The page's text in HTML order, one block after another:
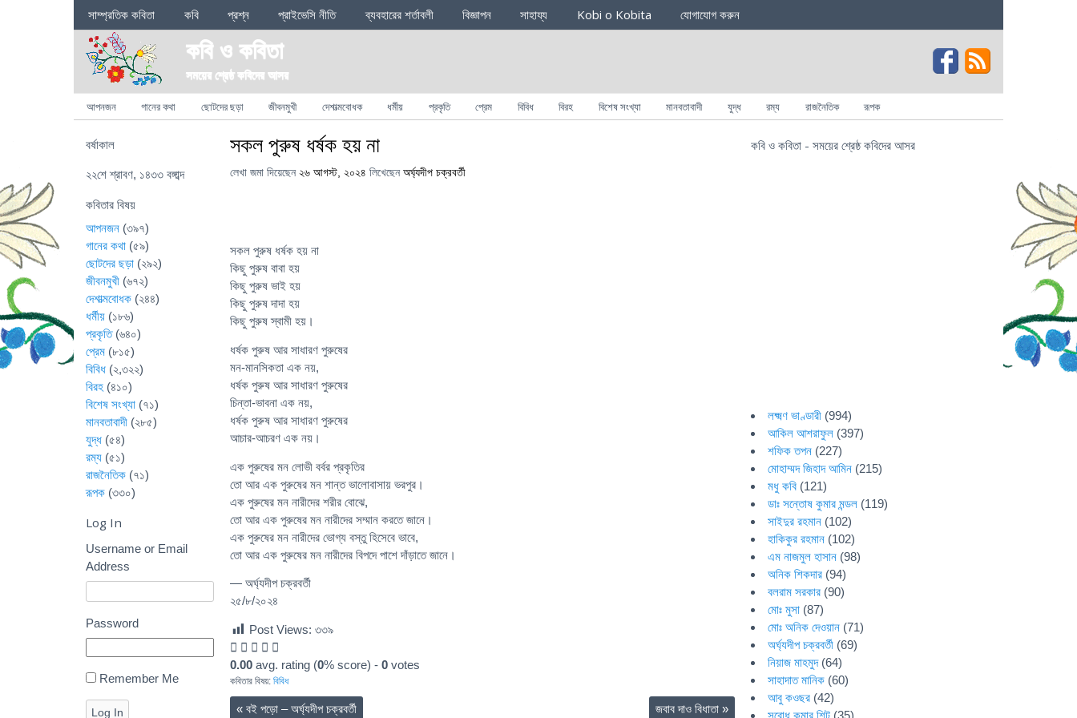
Sections
সাম্প্রতিক কবিতা কবি প্রশ্ন প্রাইভেসি নীতি ব্যবহারের শর্তাবলী বিজ্ঞাপন সাহায্য Kobi o Kobita যোগাযোগ করুন
কবি ও কবিতা
সময়ের শ্রেষ্ঠ কবিদের আসর
Categories
আপনজন গানের কথা ছোটদের ছড়া জীবনমুখী দেশাত্মবোধক ধর্মীয় প্রকৃতি প্রেম বিবিধ বিরহ বিশেষ সংখ্যা মানবতাবাদী যুদ্ধ রম্য রাজনৈতিক রূপক
সকল পুরুষ ধর্ষক হয় না
লেখা জমা দিয়েছেন ২৬ আগস্ট, ২০২৪ লিখেছেন অর্ঘ্যদীপ চক্রবর্তী
সকল পুরুষ ধর্ষক হয় না
কিছু পুরুষ বাবা হয়
কিছু পুরুষ ভাই হয়
কিছু পুরুষ দাদা হয়
কিছু পুরুষ স্বামী হয়।
ধর্ষক পুরুষ আর সাধারণ পুরুষের
মন-মানসিকতা এক নয়,
ধর্ষক পুরুষ আর সাধারণ পুরুষের
চিন্তা-ভাবনা এক নয়,
ধর্ষক পুরুষ আর সাধারণ পুরুষের
আচার-আচরণ এক নয়।
এক পুরুষের মন লোভী বর্বর প্রকৃতির
তো আর এক পুরুষের মন শান্ত ভালোবাসায় ভরপুর।
এক পুরুষের মন নারীদের শরীর বোঝে,
তো আর এক পুরুষের মন নারীদের সম্মান করতে জানে।
এক পুরুষের মন নারীদের ভোগ্য বস্তু হিসেবে ভাবে,
তো আর এক পুরুষের মন নারীদের বিপদে পাশে দাঁড়াতে জানে।
— অর্ঘ্যদীপ চক্রবর্তী
২৫/৮/২০২৪
Post Views: ৩৩৯
0.00 avg. rating (0% score) - 0 votes
কবিতার বিষয়: বিবিধ
« বই পড়ো – অর্ঘ্যদীপ চক্রবর্তী জবাব দাও বিধাতা »
বর্ষাকাল
২২শে শ্রাবণ, ১৪৩৩ বঙ্গাব্দ
কবিতার বিষয়
আপনজন (৩৯৭)
গানের কথা (৫৯)
ছোটদের ছড়া (২৯২)
জীবনমুখী (৬৭২)
দেশাত্মবোধক (২৪৪)
ধর্মীয় (১৮৬)
প্রকৃতি(৬৪০)
প্রেম (৮১৫)
বিবিধ (২,৩২২)
বিরহ (৪১০)
বিশেষ সংখ্যা (৭১)
মানবতাবাদী (২৮৫)
যুদ্ধ (৫৪)
রম্য (৫১)
রাজনৈতিক (৭১)
রূপক (৩৩০)
Log In
Username or Email
Address
Password
Remember Me
Log In
কবি ও কবিতা - সময়ের শ্রেষ্ঠ কবিদের আসর
লক্ষ্মণ ভাণ্ডারী (994)
আকিল আশরাফুল (397)
শফিক তপন (227)
মোহাম্মদ জিহাদ আমিন (215)
মধু কবি (121)
ডাঃ সন্তোষ কুমার মন্ডল (119)
সাইদুর রহমান (102)
হাকিকুর রহমান (102)
এম নাজমুল হাসান (98)
অনিক শিকদার (94)
বলরাম সরকার (90)
মোঃ মুসা (87)
মোঃ অনিক দেওয়ান (71)
অর্ঘ্যদীপ চক্রবর্তী (69)
নিয়াজ মাহমুদ(64)
সাহাদাত মানিক (60)
আবু কওছর (42)
সুবোধ কুমার শিট (35)